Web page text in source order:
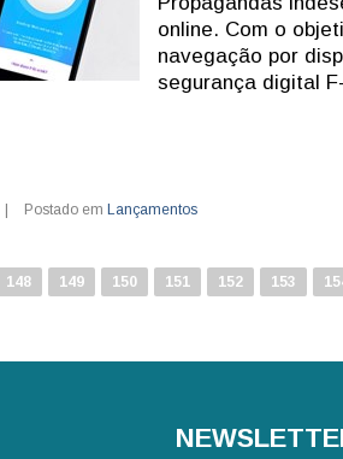
online. Com o
navegação por
segurança digital
Postado em Lançamentos
148 149 150 151 152 153